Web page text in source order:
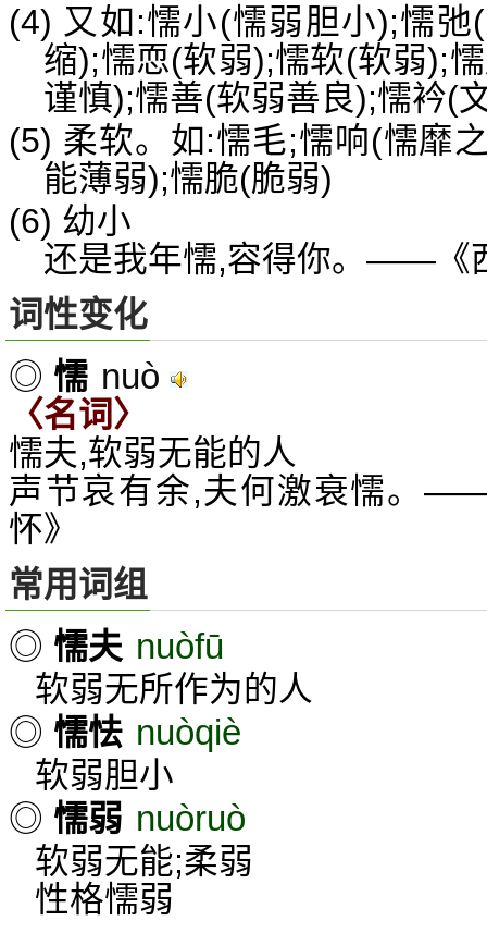
(4) 又如:懦小(懦弱胆小);懦
缩);懦恧(软弱);懦软(软弱);
谨慎);懦善(软弱善良);懦衿(
(5) 柔软。如:懦毛;懦响(懦靡
能薄弱);懦脆(脆弱)
(6) 幼小
还是我年懦,容得你。——《
词性变化
◎ 懦 nuò
〈名词〉
懦夫,软弱无能的人
声节哀有余,夫何激衰懦。
怀》
常用词组
◎ 懦夫 nuòfū
软弱无所作为的人
◎ 懦怯 nuòqiè
软弱胆小
◎ 懦弱 nuòruò
软弱无能;柔弱
性格懦弱